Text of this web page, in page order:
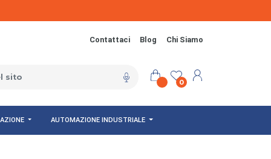
Contattaci Blog Chi Siamo
0
AUTOMAZIONE INDUSTRIALE